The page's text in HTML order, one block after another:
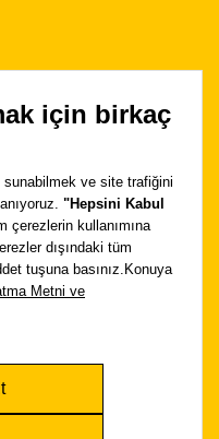
için birkaç
ve site trafiğini
"Hepsini Kabul
çerezlerin kullanımına
dışındaki tüm
tuşuna basınız.Konuya
Metni ve